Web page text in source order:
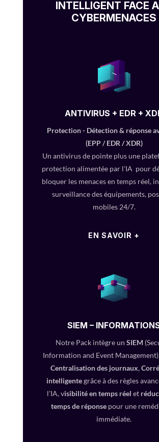
INTELLIGENT FACE
CYBERMENACES
ANTIVIRUS + EDR +
Protection - Détection & réponse
(EPP / EDR / XDR)
Un antivirus de pointe plus une
protection alimentée par l'IA pour
bloquer les menaces en temps réel,
surveillance des équipements,
mobiles 24/7.
EN SAVOIR +
SIEM –
Notre Pack intègre un SIEM
Information and Event
Centralisation des journaux,
intelligentegrâce à des règles
l’IA, visibilité en temps réel et
temps de réponse pour une
immédiate.